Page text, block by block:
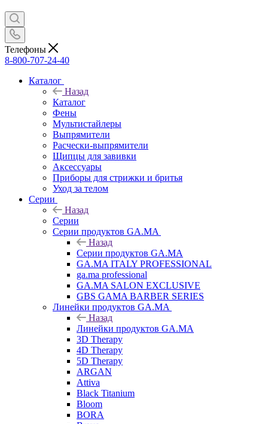
Телефоны
8-800-707-24-40
Каталог
Назад
Каталог
Фены
Мультистайлеры
Выпрямители
Расчески-выпрямители
Щипцы для завивки
Аксессуары
Приборы для стрижки и бритья
Уход за телом
Серии
Назад
Серии
Серии продуктов GA.MA
Назад
Серии продуктов GA.MA
GA.MA ITALY PROFESSIONAL
ga.ma professional
GA.MA SALON EXCLUSIVE
GBS GAMA BARBER SERIES
Линейки продуктов GA.MA
Назад
Линейки продуктов GA.MA
3D Therapy
4D Therapy
5D Therapy
ARGAN
Attiva
Black Titanium
Bloom
BORA